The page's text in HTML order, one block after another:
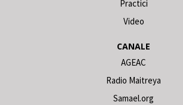
Practici
Video
CANALE
AGEAC
Radio Maitreya
Samael.org